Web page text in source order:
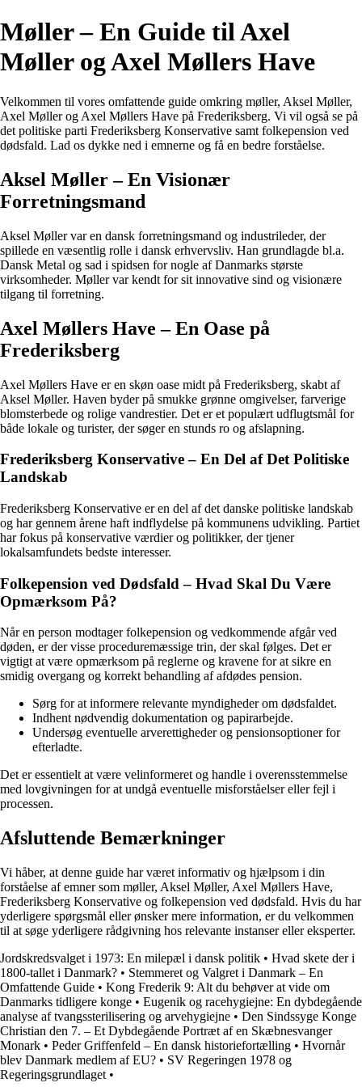
Møller – En Guide til Axel
Møller og Axel Møllers Have
Velkommen til vores omfattende guide omkring møller, Aksel Møller,
Axel Møller og Axel Møllers Have på Frederiksberg. Vi vil også se på
det politiske parti Frederiksberg Konservative samt folkepension ved
dødsfald. Lad os dykke ned i emnerne og få en bedre forståelse.
Aksel Møller – En Visionær
Forretningsmand
Aksel Møller var en dansk forretningsmand og industrileder, der
spillede en væsentlig rolle i dansk erhvervsliv. Han grundlagde bl.a.
Dansk Metal og sad i spidsen for nogle af Danmarks største
virksomheder. Møller var kendt for sit innovative sind og visionære
tilgang til forretning.
Axel Møllers Have – En Oase på
Frederiksberg
Axel Møllers Have er en skøn oase midt på Frederiksberg, skabt af
Aksel Møller. Haven byder på smukke grønne omgivelser, farverige
blomsterbede og rolige vandrestier. Det er et populært udflugtsmål for
både lokale og turister, der søger en stunds ro og afslapning.
Frederiksberg Konservative – En Del af Det Politiske
Landskab
Frederiksberg Konservative er en del af det danske politiske landskab
og har gennem årene haft indflydelse på kommunens udvikling. Partiet
har fokus på konservative værdier og politikker, der tjener
lokalsamfundets bedste interesser.
Folkepension ved Dødsfald – Hvad Skal Du Være
Opmærksom På?
Når en person modtager folkepension og vedkommende afgår ved
døden, er der visse proceduremæssige trin, der skal følges. Det er
vigtigt at være opmærksom på reglerne og kravene for at sikre en
smidig overgang og korrekt behandling af afdødes pension.
Sørg for at informere relevante myndigheder om dødsfaldet.
Indhent nødvendig dokumentation og papirarbejde.
Undersøg eventuelle arverettigheder og pensionsoptioner for
efterladte.
Det er essentielt at være velinformeret og handle i overensstemmelse
med lovgivningen for at undgå eventuelle misforståelser eller fejl i
processen.
Afsluttende Bemærkninger
Vi håber, at denne guide har været informativ og hjælpsom i din
forståelse af emner som møller, Aksel Møller, Axel Møllers Have,
Frederiksberg Konservative og folkepension ved dødsfald. Hvis du har
yderligere spørgsmål eller ønsker mere information, er du velkommen
til at søge yderligere rådgivning hos relevante instanser eller eksperter.
Jordskredsvalget i 1973: En milepæl i dansk politik • Hvad skete der i
1800-tallet i Danmark? • Stemmeret og Valgret i Danmark – En
Omfattende Guide • Kong Frederik 9: Alt du behøver at vide om
Danmarks tidligere konge • Eugenik og racehygiejne: En dybdegående
analyse af tvangssterilisering og arvehygiejne • Den Sindssyge Konge
Christian den 7. – Et Dybdegående Portræt af en Skæbnesvanger
Monark • Peder Griffenfeld – En dansk historiefortælling • Hvornår
blev Danmark medlem af EU? • SV Regeringen 1978 og
Regeringsgrundlaget •